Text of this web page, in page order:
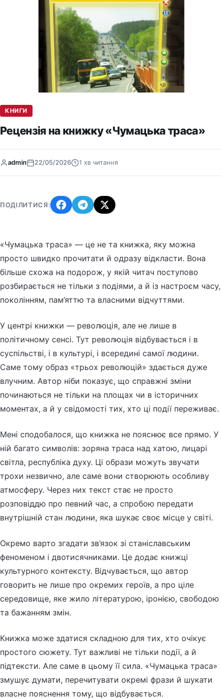
КНИГИ
Рецензія на книжку «Чумацька траса»
admin 22/05/2026 1 хв читання
ПОДІЛИТИСЯ:
«Чумацька траса» — це не та книжка, яку можна
просто швидко прочитати й одразу відкласти. Вона
більше схожа на подорож, у якій читач поступово
розбирається не тільки з подіями, а й із настроєм часу,
поколінням, пам’яттю та власними відчуттями.
У центрі книжки — революція, але не лише в
політичному сенсі. Тут революція відбувається і в
суспільстві, і в культурі, і всередині самої людини.
Саме тому образ «трьох революцій» здається дуже
влучним. Автор ніби показує, що справжні зміни
починаються не тільки на площах чи в історичних
моментах, а й у свідомості тих, хто ці події переживає.
Мені сподобалося, що книжка не пояснює все прямо. У
ній багато символів: зоряна траса над хатою, лицарі
світла, республіка духу. Ці образи можуть звучати
трохи незвично, але саме вони створюють особливу
атмосферу. Через них текст стає не просто
розповіддю про певний час, а спробою передати
внутрішній стан людини, яка шукає своє місце у світі.
Окремо варто згадати зв’язок зі станіславським
феноменом і двотисячниками. Це додає книжці
культурного контексту. Відчувається, що автор
говорить не лише про окремих героїв, а про ціле
середовище, яке жило літературою, іронією, свободою
та бажанням змін.
Книжка може здатися складною для тих, хто очікує
простого сюжету. Тут важливі не тільки події, а й
підтексти. Але саме в цьому її сила. «Чумацька траса»
змушує думати, перечитувати окремі фрази й шукати
власне пояснення тому, що відбувається.